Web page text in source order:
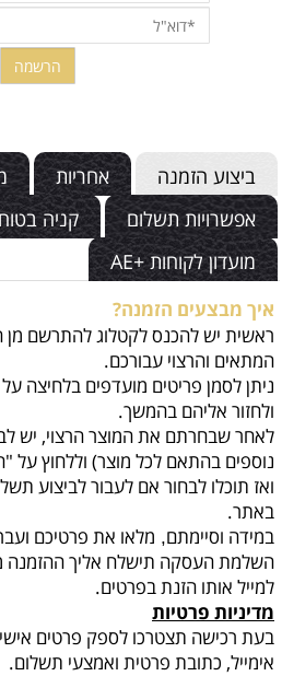
ביצוע הזמנה אחריות
אפשרויות תשלום
קניה
מועדון לקוחות +AE
איך מבצעים הזמנה?
ראשית יש להכנס לקטלוג להתרשם מן
המתאים והרצוי עבורכם.
ניתן לסמן פריטים מועדפים בלחיצה
ולחזור אליהם בהמשך.
לאחר שבחרתם את המוצר הרצוי, יש
נוספים בהתאם לכל מוצר) וללחוץ על
ואז תוכלו לבחור אם לעבור לביצוע
באתר.
במידה וסיימתם, מלאו את פרטיכם
השלמת העסקה תישלח אליך ההזמנה
למייל אותו הזנת בפרטים.
מדיניות פרטיות
בעת רכישה תצטרכו לספק פרטים
אימייל, כתובת פרטית ואמצעי תשלום.